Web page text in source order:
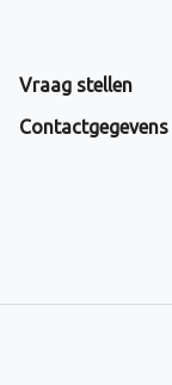
Vraag stellen
Contactgegevens